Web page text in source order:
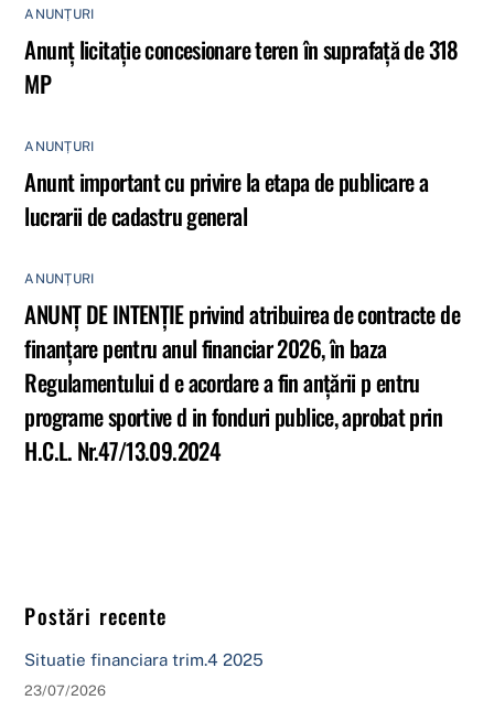
ANUNȚURI
Anunț licitație concesionare teren în suprafață de 318
MP
ANUNȚURI
Anunt important cu privire la etapa de publicare a
lucrarii de cadastru general
ANUNȚURI
ANUNȚ DE INTENȚIE privind atribuirea de contracte de
finanţare pentru anul financiar 2026, în baza
Regulamentului d e acordare a fin anţării p entru
programe sportive d in fonduri publice, aprobat prin
H.C.L. Nr.47/13.09.2024
Postări recente
Situatie financiara trim.4 2025
23/07/2026